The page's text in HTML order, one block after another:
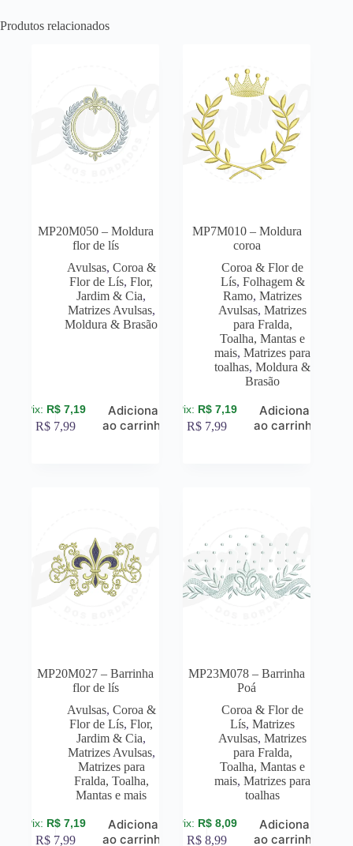
Produtos relacionados
MP20M050 – Moldura
flor de lís
Avulsas, Coroa &
Flor de Lís,Flor,
Jardim & Cia,
Matrizes Avulsas,
Moldura & Brasão
R$ 7,19
R$ 7,99
Adicionar
ao carrinho
MP7M010 – Moldura
coroa
Coroa & Flor de
Lís, Folhagem &
Ramo,Matrizes
Avulsas,Matrizes
para Fralda,
Toalha, Mantas e
mais,Matrizes para
toalhas,Moldura &
Brasão
R$ 7,19
R$ 7,99
Adicionar
ao carrinho
MP20M027 – Barrinha
flor de lís
Avulsas, Coroa &
Flor de Lís,Flor,
Jardim & Cia,
Matrizes Avulsas,
Matrizes para
Fralda, Toalha,
Mantas e mais
R$ 7,19
R$ 7,99
Adicionar
ao carrinho
MP23M078 – Barrinha
Poá
Coroa & Flor de
Lís,Matrizes
Avulsas,Matrizes
para Fralda,
Toalha, Mantas e
mais,Matrizes para
toalhas
R$ 8,09
R$ 8,99
Adicionar
ao carrinho